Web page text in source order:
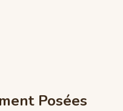
Posées